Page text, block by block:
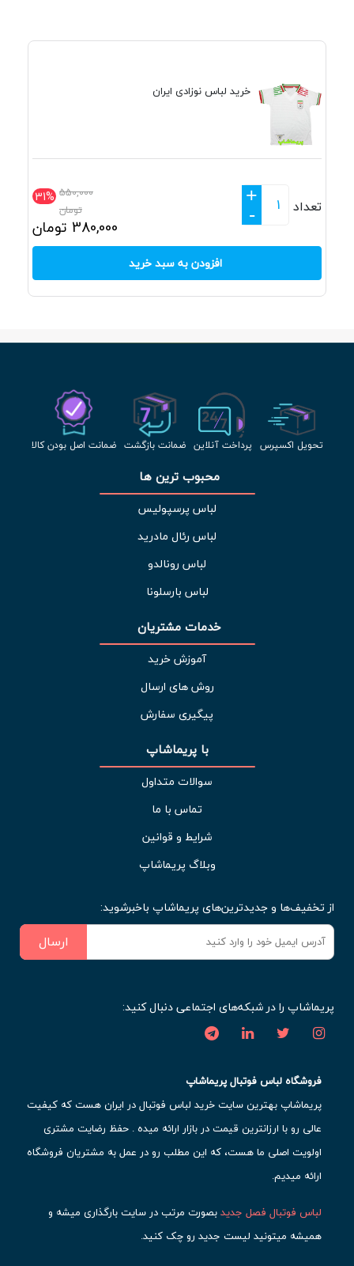
خرید لباس نوزادی ایران
31% 550,000
تومان
380,000 تومان
تعداد
+
-
افزودن به سبد خرید
تحویل اکسپرس پرداخت آنلاین ضمانت بازگشت ضمانت اصل بودن کالا
محبوب ترین ها
لباس پرسپولیس
لباس رئال مادرید
لباس رونالدو
لباس بارسلونا
خدمات مشتریان
آموزش خرید
روش های ارسال
پیگیری سفارش
با پریماشاپ
سوالات متداول
تماس با ما
شرایط و قوانین
وبلاگ پریماشاپ
از تخفیف‌ها و جدیدترین‌های پریماشاپ باخبرشوید:
ارسال
پریماشاپ را در شبکه‌های اجتماعی دنبال کنید:
فروشگاه لباس فوتبال پریماشاپ
پریماشاپ بهترین سایت خرید لباس فوتبال در ایران هست که کیفیت
عالی رو با ارزانترین قیمت در بازار ارائه میده . حفظ رضایت مشتری
اولویت اصلی ما هست، که این مطلب رو در عمل به مشتریان فروشگاه
ارائه میدیم.
لباس فوتبال فصل جدیدبصورت مرتب در سایت بارگذاری میشه و
همیشه میتونید لیست جدید رو چک کنید.